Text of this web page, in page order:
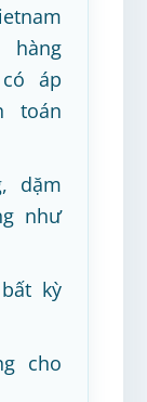
hàng
áp
toán
dặm
như
kỳ
cho